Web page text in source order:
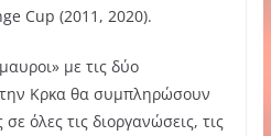
Cup (2011, 2020).
με τις δύο
Κρκα θα συμπληρώσουν
όλες τις διοργανώσεις, τις